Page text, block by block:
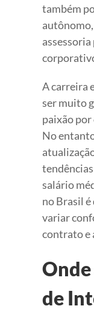
também
A carreira
ser muito
paixão
No
salário
no Brasil é
variar
contrato e
de